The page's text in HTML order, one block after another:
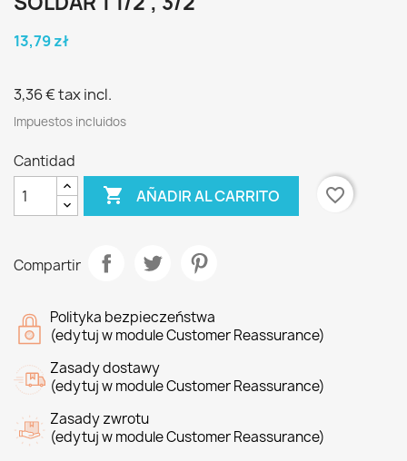
13,79 zł
3,36 €tax incl.
Impuestos incluidos
Cantidad
 AÑADIR AL CARRITO favorite_border
Compartir
Polityka bezpieczeństwa
(edytuj w module Customer Reassurance)
Zasady dostawy
(edytuj w module Customer Reassurance)
Zasady zwrotu
(edytuj w module Customer Reassurance)